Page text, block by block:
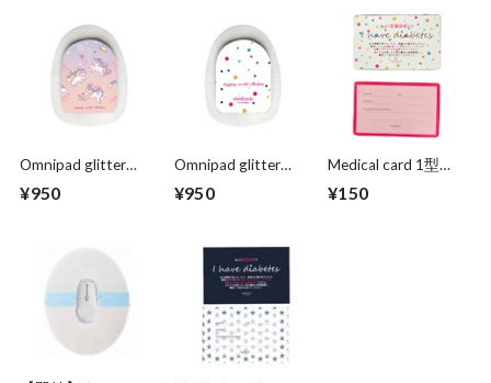
Omnipad glitter
¥950
Omnipad glitter
colorful dots
¥950
Medical card 1型
happy polka dots
¥150